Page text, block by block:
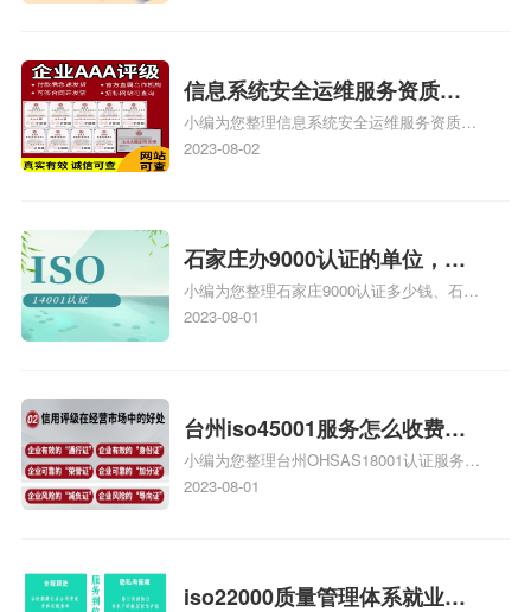
信息系统安全运维服务资质二
级费用，信息系统安全运维服
务资质二级
小编为您整理信息系统安全运维服务资质认
证证书机构有哪些、安全运维服务资质的费
体系认证知识，详情可查看下方正文！
2023-08-02
石家庄办9000认证的单位，石
家庄9000认证的公司
小编为您整理石家庄9000认证多少钱、石家
庄9000认证价格多少钱、石家庄9000认证
2023-08-01
台州iso45001服务怎么收费，
台州iso45001认证服务怎么收
费
小编为您整理台州OHSAS18001认证服务中
心哪家收费便宜、台州ISO9000认证，哪个
标准是什么相关iso体系认证知识，详情可
2023-08-01
iso22000质量管理体系就业方